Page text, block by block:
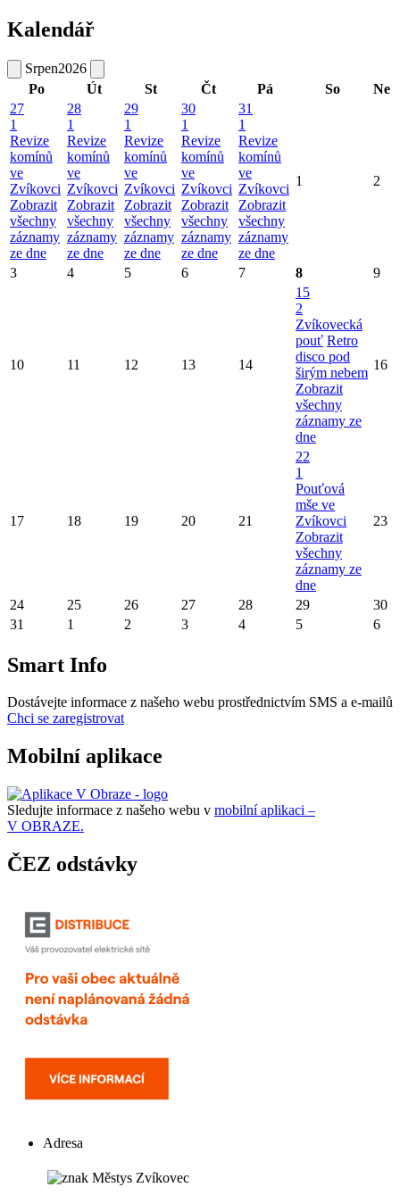
Kalendář
Srpen2026
Po
Út St Čt Pá So
Ne
27
1
Revize
komínů
ve
Zvíkovci
Zobrazit
všechny
záznamy
ze dne
28
1
Revize
komínů
ve
Zvíkovci
Zobrazit
všechny
záznamy
ze dne
29
1
Revize
komínů
ve
Zvíkovci
Zobrazit
všechny
záznamy
ze dne
30
1
Revize
komínů
ve
Zvíkovci
Zobrazit
všechny
záznamy
ze dne
31
1
Revize
komínů
ve
Zvíkovci
Zobrazit
všechny
záznamy
ze dne
1 2
3 4 5 6 7 8 9
10 11 12 13 14
15
2
Zvíkovecká
pouť Retro
disco pod
širým nebem
Zobrazit
všechny
záznamy ze
dne
16
17 18 19 20 21
22
1
Pouťová
mše ve
Zvíkovci
Zobrazit
všechny
záznamy ze
dne
23
24 25 26 27 28 29
30
31
1 2 3 4 5 6
Smart Info
Dostávejte informace z našeho webu prostřednictvím SMS a e-mailů
Chci se zaregistrovat
Mobilní aplikace
Sledujte informace z našeho webu v mobilní aplikaci –
V OBRAZE.
ČEZ odstávky
Adresa